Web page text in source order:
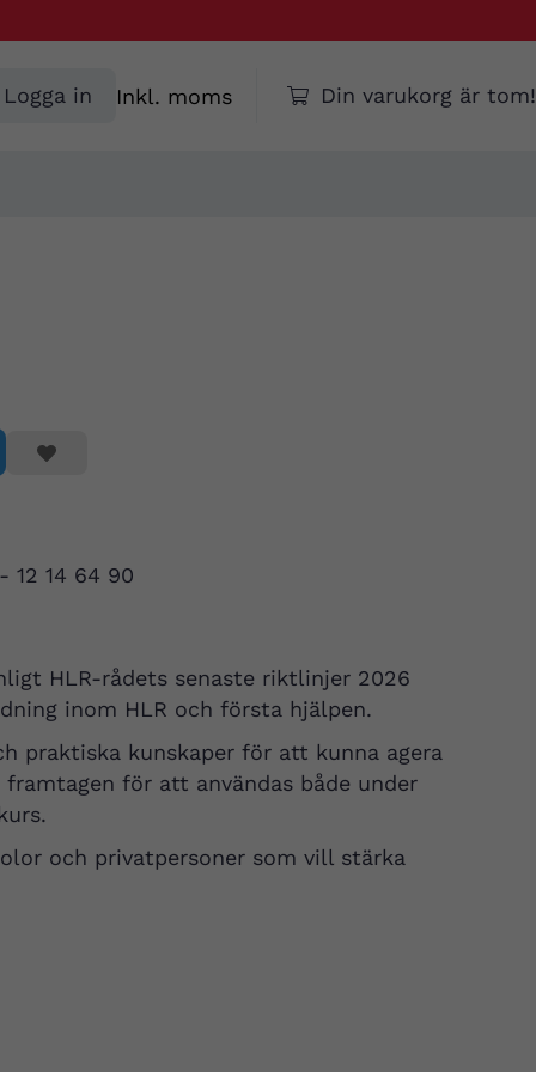
Logga in
Välj
Din varukorg är tom!
12 14 64 90
HLR-rådets senaste riktlinjer 2026
inom HLR och första hjälpen.
praktiska kunskaper för att kunna agera
för att användas både under
och privatpersoner som vill stärka